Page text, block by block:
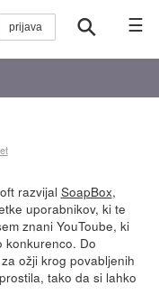
☰
razvijal SoapBox,
uporabnikov, ki te
znani YouToube, ki
konkurenco. Do
ožji krog povabljenih
tako da si lahko